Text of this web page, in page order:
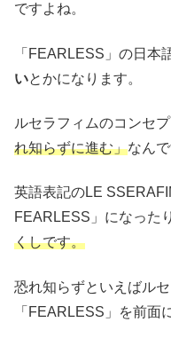
ですよね。
「FEARLESS」の日本
いとかになります。
ルセラフィムのコンセ
れ知らずに進む」なんで
英語表記のLE
FEARLESS」になった
くしです。
恐れ知らずといえばル
「FEARLESS」を前面